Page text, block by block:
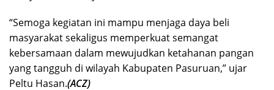
“Semoga kegiatan ini mampu menjaga daya beli
masyarakat sekaligus memperkuat semangat
kebersamaan dalam mewujudkan ketahanan pangan
yang tangguh di wilayah Kabupaten Pasuruan,” ujar
Peltu Hasan.(ACZ)